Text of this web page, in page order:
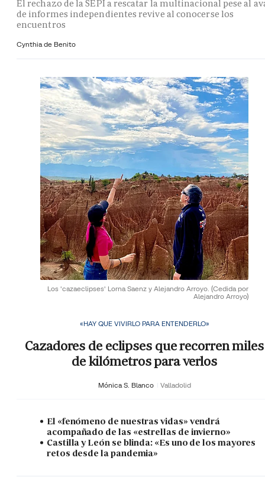
El rechazo de la SEPI a rescatar la multinacional pese al
de informes independientes revive al conocerse los
encuentros
Cynthia de Benito
Los 'cazaeclipses' Lorna Saenz y Alejandro Arroyo. (Cedida por
Alejandro Arroyo)
«HAY QUE VIVIRLO PARA ENTENDERLO»
Cazadores de eclipses que recorren miles
de kilómetros para verlos
Mónica S. Blanco Valladolid
El «fenómeno de nuestras vidas» vendrá
acompañado de las «estrellas de invierno»
Castilla y León se blinda: «Es uno de los mayores
retos desde la pandemia»